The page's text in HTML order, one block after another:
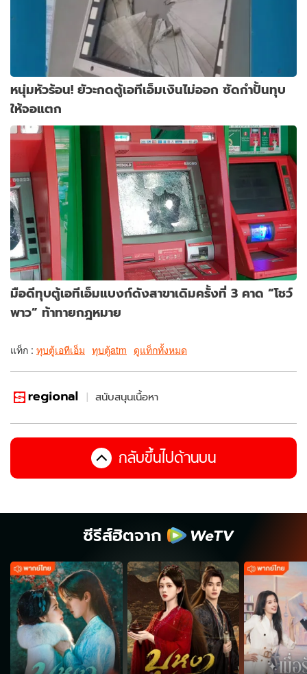
หนุ่มหัวร้อน! ยัวะกดตู้เอทีเอ็มเงินไม่ออก ซัดกำปั้นทุบ
ให้จอแตก
มือดีทุบตู้เอทีเอ็มแบงก์ดังสาขาเดิมครั้งที่ 3 คาด “โชว์
พาว” ท้าทายกฎหมาย
แท็ก : ทุบตู้เอทีเอ็ม ทุบตู้atm ดูแท็กทั้งหมด
สนับสนุนเนื้อหา
กลับขึ้นไปด้านบน
ซีรีส์ฮิตจาก